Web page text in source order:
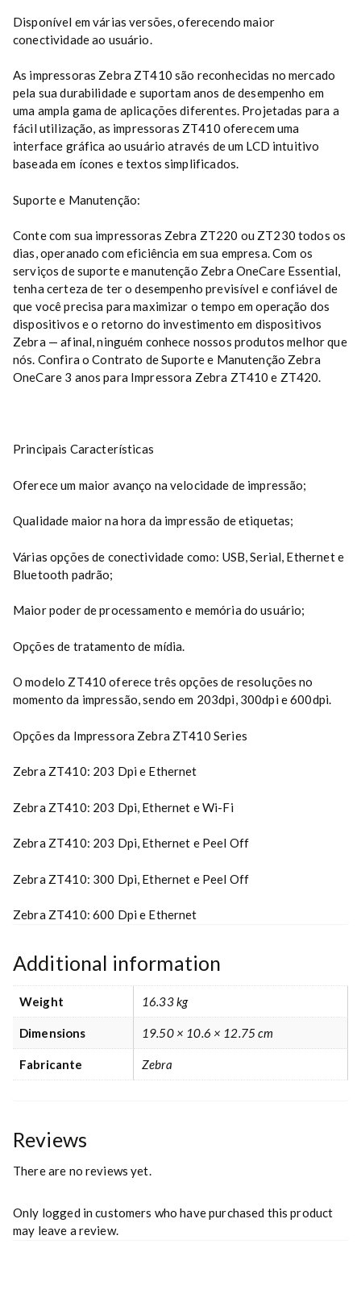
Disponível em várias versões, oferecendo maior
conectividade ao usuário.
As impressoras Zebra ZT410 são reconhecidas no mercado
pela sua durabilidade e suportam anos de desempenho em
uma ampla gama de aplicações diferentes. Projetadas para a
fácil utilização, as impressoras ZT410 oferecem uma
interface gráfica ao usuário através de um LCD intuitivo
baseada em ícones e textos simplificados.
Suporte e Manutenção:
Conte com sua impressoras Zebra ZT220 ou ZT230 todos os
dias, operanado com eficiência em sua empresa. Com os
serviços de suporte e manutenção Zebra OneCare Essential,
tenha certeza de ter o desempenho previsível e confiável de
que você precisa para maximizar o tempo em operação dos
dispositivos e o retorno do investimento em dispositivos
Zebra — afinal, ninguém conhece nossos produtos melhor que
nós. Confira o Contrato de Suporte e Manutenção Zebra
OneCare 3 anos para Impressora Zebra ZT410 e ZT420.
Principais Características
Oferece um maior avanço na velocidade de impressão;
Qualidade maior na hora da impressão de etiquetas;
Várias opções de conectividade como: USB, Serial, Ethernet e
Bluetooth padrão;
Maior poder de processamento e memória do usuário;
Opções de tratamento de mídia.
O modelo ZT410 oferece três opções de resoluções no
momento da impressão, sendo em 203dpi, 300dpi e 600dpi.
Opções da Impressora Zebra ZT410 Series
Zebra ZT410: 203 Dpi e Ethernet
Zebra ZT410: 203 Dpi, Ethernet e Wi-Fi
Zebra ZT410: 203 Dpi, Ethernet e Peel Off
Zebra ZT410: 300 Dpi, Ethernet e Peel Off
Zebra ZT410: 600 Dpi e Ethernet
Additional information
Weight 16.33 kg
Dimensions 19.50 × 10.6 × 12.75 cm
Fabricante Zebra
Reviews
There are no reviews yet.
Only logged in customers who have purchased this product
may leave a review.